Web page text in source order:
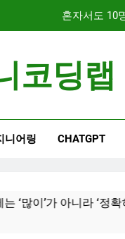
문서 중심 개
대시보드
문서 중심 개
코딩랩
니어링 CHATGPT
‘정확히’ 보여주는 시대